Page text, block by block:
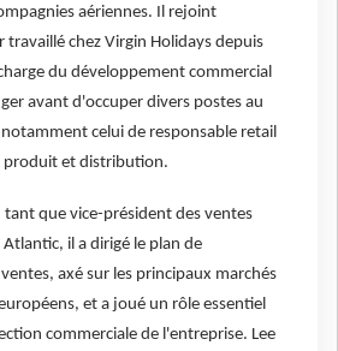
aériennes. Il rejoint
travaillé chez Virgin Holidays depuis
du développement commercial
avant d'occuper divers postes au
celui de responsable retail
produit et distribution.
tant que vice-président des ventes
il a dirigé le plan de
axé sur les principaux marchés
et a joué un rôle essentiel
commerciale de l'entreprise. Lee